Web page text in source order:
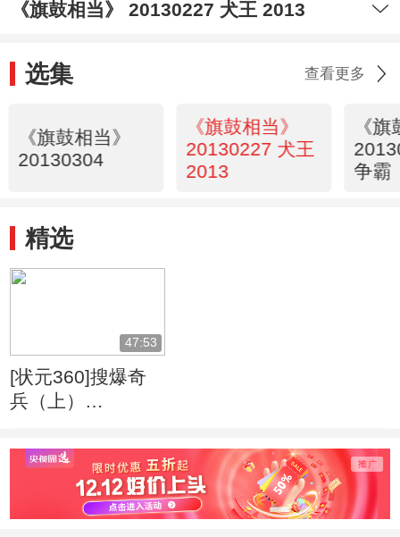
《旗鼓相当》 20130227 犬王 2013
选集 查看更多
《旗鼓相当》
20130304
《旗鼓相当》
20130227 犬王
2013
《
争霸
精选
47:53
[状元360]搜爆奇
兵（上）